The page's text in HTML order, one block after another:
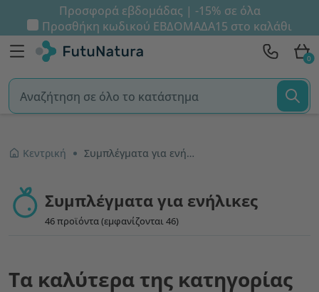
Προσφορά εβδομάδας | -15% σε όλα
Προσθήκη κωδικού ΕΒΔΟΜΑΔΑ15 στο καλάθι
0
Κεντρική Συμπλέγματα για ενήλικες
Συμπλέγματα για ενήλικες
46 προϊόντα (εμφανίζονται 46)
Τα καλύτερα της κατηγορίας